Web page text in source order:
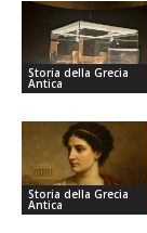
Storia della Grecia
Antica
Storia della Grecia
Antica